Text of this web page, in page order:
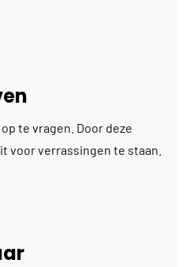
te vragen. Door deze
voor verrassingen te staan.